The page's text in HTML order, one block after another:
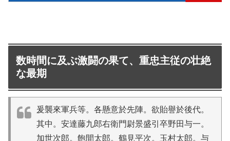
数時間に及ぶ激闘の果て、重忠主従の壮絶
な最期
爰襲來軍兵等。各懸意於先陣。欲貽譽於後代。
其中。安達藤九郎右衛門尉景盛引卒野田与一。
加世次郎。飽間太郎。鶴見平次。玉村太郎。与